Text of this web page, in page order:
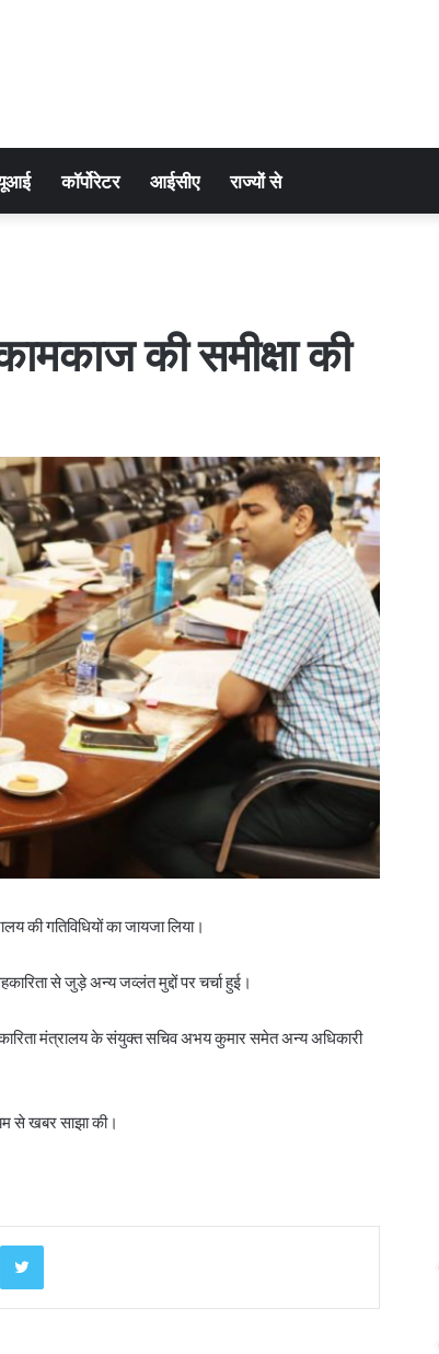
कॉर्पोरेटर आईसीए राज्यों से
की समीक्षा की
की गतिविधियों का जायजा लिया।
से जुड़े अन्य जव्लंत मुद्दों पर चर्चा हुई।
मंत्रालय के संयुक्त सचिव अभय कुमार समेत अन्य अधिकारी
से खबर साझा की।
Twitter
बिहार के मुख्यमंत्री ने की सहकारी बैंकिंग कार्यों की
स्वागत
अनघा सराफ आदित्य-अनघा मल्टीस्टेट की अध्यक्ष
ओडिशा के 29.5 लाख किसानों को मिला नैनो उर्वरकों